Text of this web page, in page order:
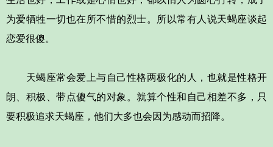
为爱牺牲一切也在所不惜的烈士。所以常有人说天蝎座谈起
恋爱很傻。
天蝎座常会爱上与自己性格两极化的人，也就是性格开
朗、积极、带点傻气的对象。就算个性和自己相差不多，只
要积极追求天蝎座，他们大多也会因为感动而招降。